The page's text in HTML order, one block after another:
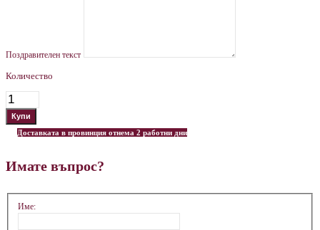
Поздравителен текст
Количество
Доставката в провинция отнема 2 работни дни
Имате въпрос?
Име: